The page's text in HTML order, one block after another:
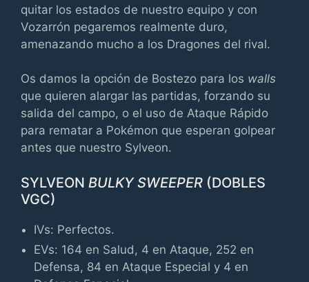
quitar los estados de nuestro equipo y con
Vozarrón pegaremos realmente duro,
amenazando mucho a los Dragones del rival.
Os damos la opción de Bostezo para los walls
que quieren alargar las partidas, forzando su
salida del campo, o el uso de Ataque Rápido
para rematar a Pokémon que esperan golpear
antes que nuestro Sylveon.
SYLVEON BULKY SWEEPER (DOBLES
VGC)
IVs: Perfectos.
EVs: 164 en Salud, 4 en Ataque, 252 en
Defensa, 84 en Ataque Especial y 4 en